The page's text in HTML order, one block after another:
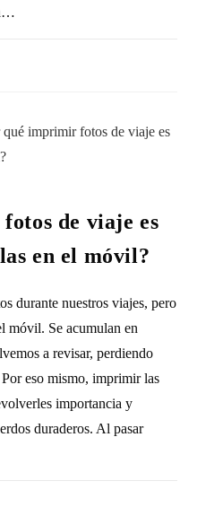
de viaje es
en el móvil?
durante nuestros viajes, pero
móvil. Se acumulan en
a revisar, perdiendo
eso mismo, imprimir las
importancia y
duraderos. Al pasar